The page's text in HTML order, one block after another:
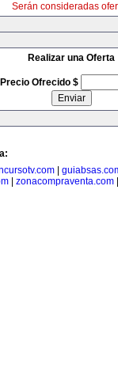
Serán consideradas
Realizar una Oferta
Precio Ofrecido $
zonacompraventa.com